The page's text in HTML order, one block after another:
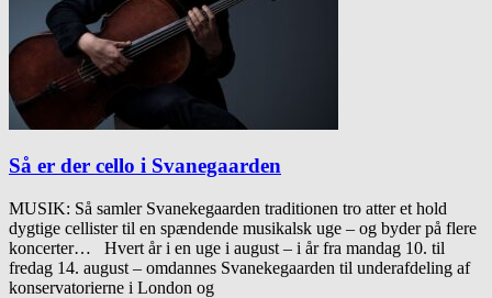
Så er der cello i Svanegaarden
MUSIK: Så samler Svanekegaarden traditionen tro atter et hold
dygtige cellister til en spændende musikalsk uge – og byder på flere
koncerter… Hvert år i en uge i august – i år fra mandag 10. til
fredag 14. august – omdannes Svanekegaarden til underafdeling af
konservatorierne i London og